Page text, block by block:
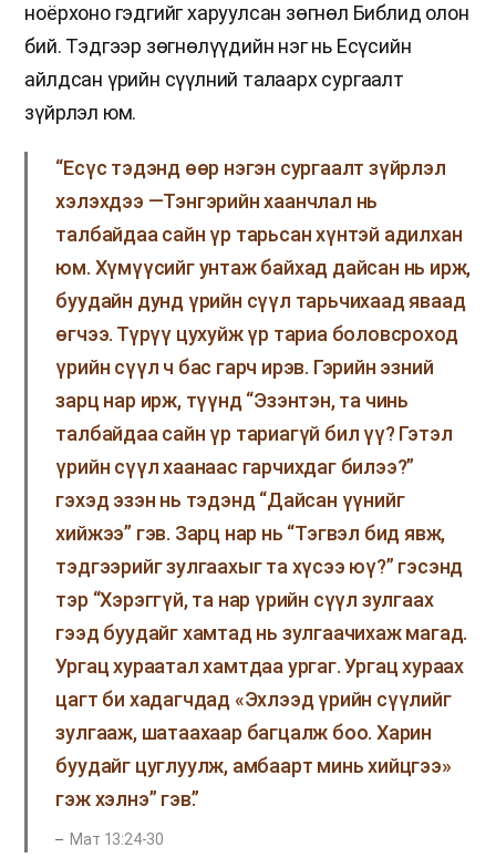
ноёрхоно гэдгийг харуулсан зөгнөл Библид олон
бий. Тэдгээр зөгнөлүүдийн нэг нь Есүсийн
айлдсан үрийн сүүлний талаарх сургаалт
зүйрлэл юм.
“Есүс тэдэнд өөр нэгэн сургаалт зүйрлэл
хэлэхдээ —Тэнгэрийн хаанчлал нь
талбайдаа сайн үр тарьсан хүнтэй адилхан
юм. Хүмүүсийг унтаж байхад дайсан нь ирж,
буудайн дунд үрийн сүүл тарьчихаад яваад
өгчээ. Түрүү цухуйж үр тариа боловсроход
үрийн сүүл ч бас гарч ирэв. Гэрийн эзний
зарц нар ирж, түүнд “Эзэнтэн, та чинь
талбайдаа сайн үр тариагүй бил үү? Гэтэл
үрийн сүүл хаанаас гарчихдаг билээ?”
гэхэд эзэн нь тэдэнд “Дайсан үүнийг
хийжээ” гэв. Зарц нар нь “Тэгвэл бид явж,
тэдгээрийг зулгаахыг та хүсээ юү?” гэсэнд
тэр “Хэрэггүй, та нар үрийн сүүл зулгаах
гээд буудайг хамтад нь зулгаачихаж магад.
Ургац хураатал хамтдаа ургаг. Ургац хураах
цагт би хадагчдад «Эхлээд үрийн сүүлийг
зулгааж, шатаахаар багцалж боо. Харин
буудайг цуглуулж, амбаарт минь хийцгээ»
гэж хэлнэ” гэв.”
Мат 13:24-30